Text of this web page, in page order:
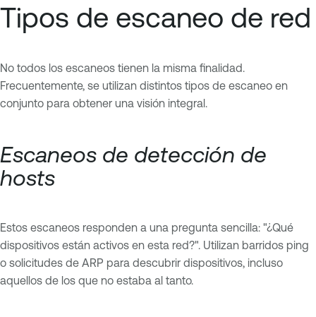
Tipos de escaneo de red
No todos los escaneos tienen la misma finalidad.
Frecuentemente, se utilizan distintos tipos de escaneo en
conjunto para obtener una visión integral.
Escaneos de detección de
hosts
Estos escaneos responden a una pregunta sencilla: "¿Qué
dispositivos están activos en esta red?". Utilizan barridos ping
o solicitudes de ARP para descubrir dispositivos, incluso
aquellos de los que no estaba al tanto.